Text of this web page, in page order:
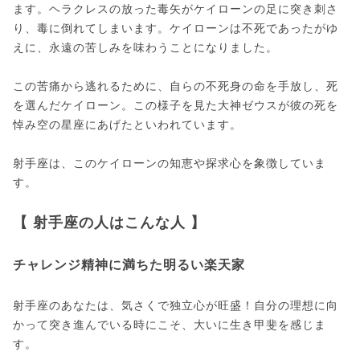
ます。ヘラクレスの放った毒矢がケイローンの足に突き刺さ
り、毒に倒れてしまいます。ケイローンは不死であったがゆ
えに、永遠の苦しみを味わうことになりました。
この苦痛から逃れるために、自らの不死身の命を手放し、死
を選んだケイローン。この様子を見た大神ゼウスが彼の死を
悼み空の星座にあげたといわれています。
射手座は、このケイローンの知恵や探求心を象徴していま
す。
【 射手座の人はこんな人 】
チャレンジ精神に満ちた明るい楽天家
射手座のあなたは、気さくで独立心が旺盛！自分の理想に向
かって突き進んでいる時にこそ、大いに生き甲斐を感じま
す。